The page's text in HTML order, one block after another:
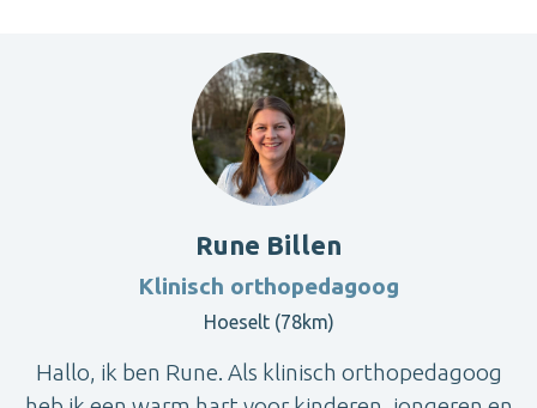
Rune Billen
Klinisch orthopedagoog
Hoeselt (78km)
Hallo, ik ben Rune. Als klinisch orthopedagoog